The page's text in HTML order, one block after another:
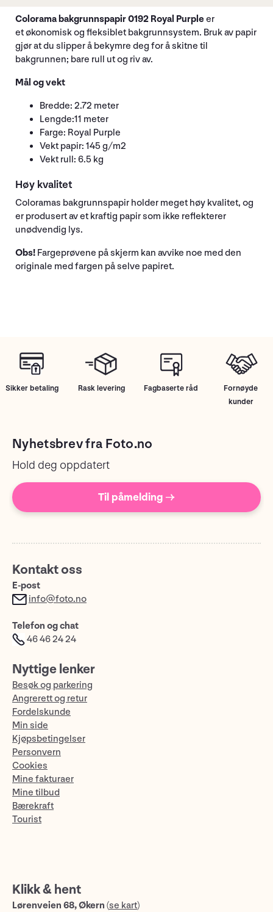
Colorama bakgrunnspapir 0192 Royal Purpleer
et økonomisk og fleksiblet bakgrunnsystem. Bruk av papir
gjør at du slipper å bekymre deg for å skitne til
bakgrunnen; bare rull ut og riv av.
Mål og vekt
Bredde: 2.72 meter
Lengde:11 meter
Farge: Royal Purple
Vekt papir: 145 g/m2
Vekt rull: 6.5 kg
Høy kvalitet
Coloramas bakgrunnspapir holder meget høy kvalitet, og
er produsert av et kraftig papir som ikke reflekterer
unødvendig lys.
Obs! Fargeprøvene på skjerm kan avvike noe med den
originale med fargen på selve papiret.
Sikker betaling Rask levering Fagbaserte råd
Fornøyde
kunder
Nyhetsbrev fra Foto.no
Hold deg oppdatert
Til påmelding →
Kontakt oss
E-post
info@foto.no
Telefon og chat
46 46 24 24
Nyttige lenker
Besøk og parkering
Angrerett og retur
Fordelskunde
Min side
Kjøpsbetingelser
Personvern
Cookies
Mine fakturaer
Mine tilbud
Bærekraft
Tourist
Klikk & hent
Lørenveien 68, Økern (se kart)